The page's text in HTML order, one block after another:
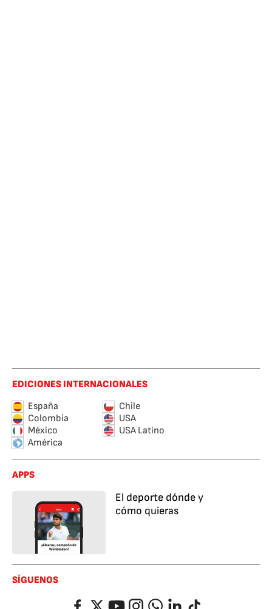
EDICIONES INTERNACIONALES
España
Chile
Colombia
USA
México
USA Latino
América
APPS
El deporte dónde y
cómo quieras
SÍGUENOS
FacebookTwitterYouTubeInstagramWhatsappLinkedIn
TikTok